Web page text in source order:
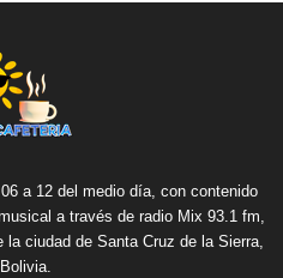
a 12 del medio día, con contenido
a través de radio Mix 93.1 fm,
ciudad de Santa Cruz de la Sierra,